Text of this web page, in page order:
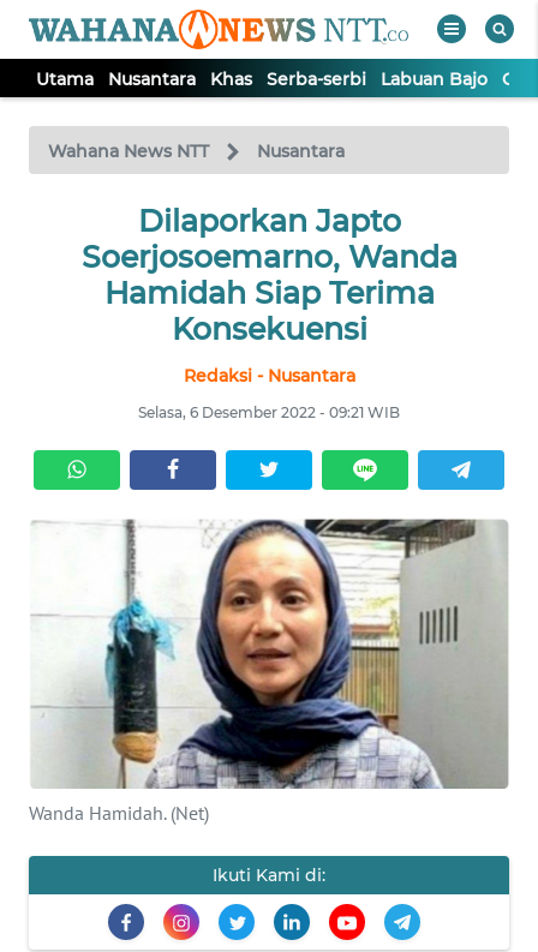
Utama Nusantara Khas Serba-serbi Labuan Bajo
Wahana News NTT Nusantara
Dilaporkan Japto
Soerjosoemarno, Wanda
Hamidah Siap Terima
Konsekuensi
Redaksi - Nusantara
Selasa, 6 Desember 2022 - 09:21 WIB
Wanda Hamidah. (Net)
Ikuti Kami di:
TV
Tutup
NUSANTARA
SERBI
OPINI
INDEKS
KONTAK